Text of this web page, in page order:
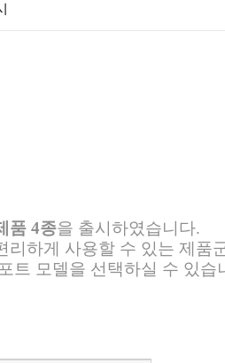
품 4종을 출시하였습니다.
리하게 사용할 수 있는 제품
트 모델을 선택하실 수 있습